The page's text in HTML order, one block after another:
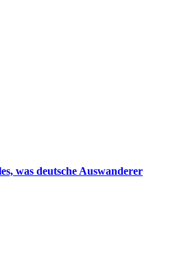
was deutsche Auswanderer